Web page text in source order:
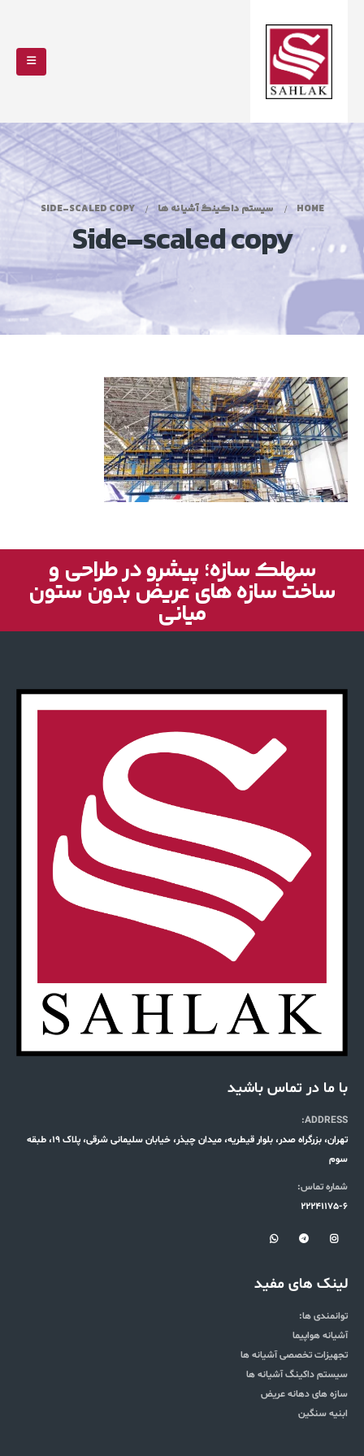
HOME سیستم داکینگ آشیانه ها SIDE-SCALED COPY
Side-scaled copy
سهلک سازه؛ پیشرو در طراحی و
ساخت سازه های عریض بدون ستون
میانی
با ما در تماس باشید
ADDRESS:
تهران، بزرگراه صدر، بلوار قیطریه، میدان چیذر، خیابان سلیمانی شرقی، پلاک 19، طبقه
سوم
شماره تماس:
22241175-6
لینک های مفید
توانمندی ها:
آشیانه هواپیما
تجهیزات تخصصی آشیانه ها
سیستم داکینگ آشیانه ها
سازه های دهانه عریض
ابنیه سنگین